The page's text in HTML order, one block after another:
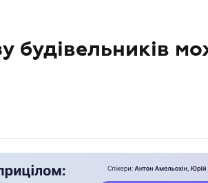
будівельників